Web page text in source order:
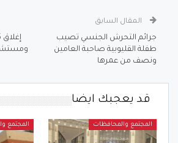
المقال السابق
جرائم التحرش الجنسي تصيب
طفلة القليوبية صاحبة العامين
ونصف من عمرها
قد يعجبك ايضا
المجتمع والمحافظات المجتمع